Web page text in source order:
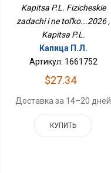
Только...2026
Kapitsa P.L. Fizicheskie
zadachi i ne tol'ko...2026 ,
Kapitsa P.L.
Капица П.Л.
Артикул: 1661752
$27.34
Доставка за 14–20 дней
КУПИТЬ